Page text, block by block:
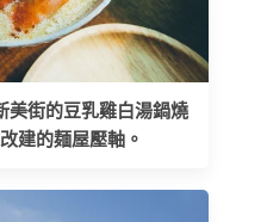
美街的豆乳雞白湯鍋燒
建的麺屋壓軸。